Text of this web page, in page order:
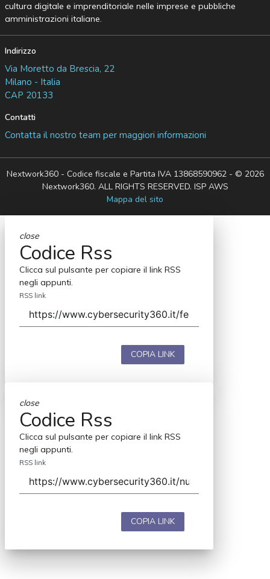
cultura digitale e imprenditoriale nelle imprese e pubbliche
amministrazioni italiane.
Indirizzo
Via Moretto da Brescia, 22
Milano - Italia
CAP 20133
Contatti
Contatta il nostro team per maggiori informazioni
Nextwork360 - Codice fiscale e Partita IVA 13868590962 - © 2026
Nextwork360. ALL RIGHTS RESERVED. ISP AWS
Mappa del sito
close
Codice Rss
Clicca sul pulsante per copiare il link RSS
negli appunti.
RSS link
COPIA LINK
close
Codice Rss
Clicca sul pulsante per copiare il link RSS
negli appunti.
RSS link
COPIA LINK